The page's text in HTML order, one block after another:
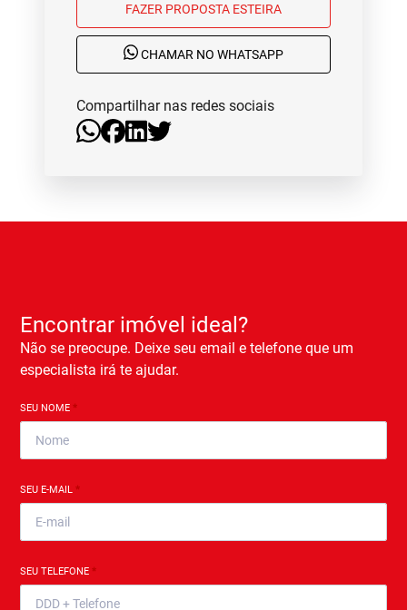
FAZER PROPOSTA ESTEIRA
CHAMAR NO WHATSAPP
Compartilhar nas redes sociais
Encontrar imóvel ideal?
Não se preocupe. Deixe seu email e telefone que um
especialista irá te ajudar.
SEU NOME*
SEU E-MAIL*
SEU TELEFONE*